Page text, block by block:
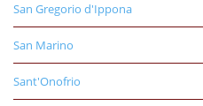
San Gregorio d'Ippona
San Marino
Sant'Onofrio